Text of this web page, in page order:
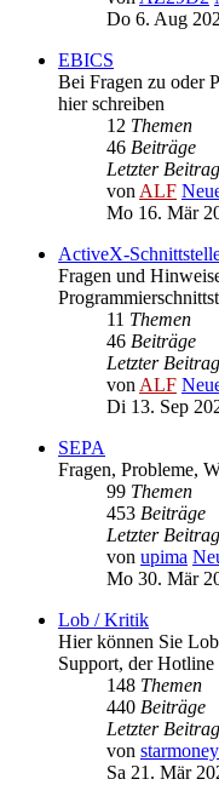
Do 6. Aug
EBICS
Bei Fragen zu oder
hier schreiben
12 Themen
46 Beiträge
Letzter Beitrag
vonALF
Mo 16. Mär
ActiveX-
Fragen und
11 Themen
46 Beiträge
Letzter Beitrag
vonALF
Di 13. Sep
SEPA
Fragen, Probleme,
99 Themen
453 Beiträge
Letzter Beitrag
von upima
Mo 30. Mär
Lob / Kritik
Hier können Sie
Support, der Hotline
148 Themen
440 Beiträge
Letzter Beitrag
von
Sa 21. Mär